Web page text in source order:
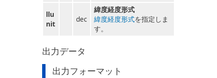
llu
nit
dec
緯度経度形式
緯度経度形式を指定しま
す。
出力データ
出力フォーマット